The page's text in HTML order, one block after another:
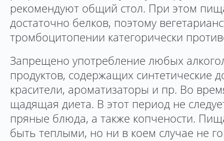
рекомендуют общий стол. При этом
достаточно белков, поэтому
тромбоцитопении категорически
Запрещено употребление любых
продуктов, содержащих синтетические
красители, ароматизаторы и пр. Во
щадящая диета. В этот период не
пряные блюда, а также копчености.
быть теплыми, но ни в коем случае не